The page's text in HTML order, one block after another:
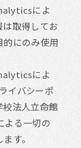
によ
は取得してお
的にのみ使用
によ
イバシーポ
校法人立命館
る一切の
す。